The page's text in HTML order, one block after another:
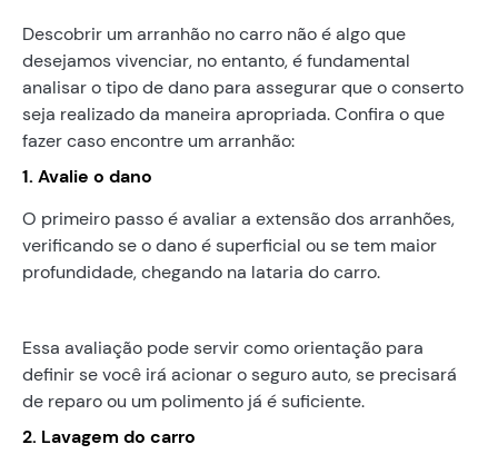
Descobrir um arranhão no carro não é algo que
desejamos vivenciar, no entanto, é fundamental
analisar o tipo de dano para assegurar que o conserto
seja realizado da maneira apropriada. Confira o que
fazer caso encontre um arranhão:
1. Avalie o dano
O primeiro passo é avaliar a extensão dos arranhões,
verificando se o dano é superficial ou se tem maior
profundidade, chegando na lataria do carro.
Essa avaliação pode servir como orientação para
definir se você irá acionar o seguro auto, se precisará
de reparo ou um polimento já é suficiente.
2. Lavagem do carro